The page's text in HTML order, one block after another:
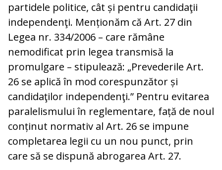
partidele politice, cât și pentru candidaţii
independenţi. Menționăm că Art. 27 din
Legea nr. 334/2006 – care rămâne
nemodificat prin legea transmisă la
promulgare – stipulează: „Prevederile Art.
26 se aplică în mod corespunzător și
candidaţilor independenţi.” Pentru evitarea
paralelismului în reglementare, față de noul
conținut normativ al Art. 26 se impune
completarea legii cu un nou punct, prin
care să se dispună abrogarea Art. 27.